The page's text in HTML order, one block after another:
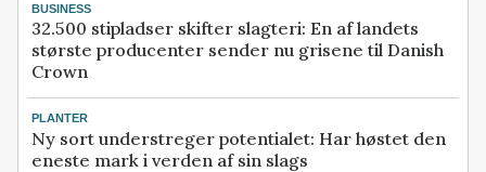
BUSINESS
32.500 stipladser skifter slagteri: En af landets
største producenter sender nu grisene til Danish
Crown
PLANTER
Ny sort understreger potentialet: Har høstet den
eneste mark i verden af sin slags